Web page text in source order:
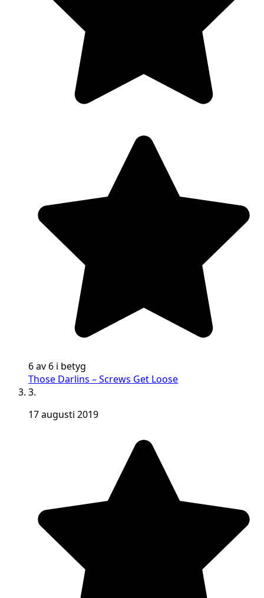
6 av 6 i betyg
Those Darlins – Screws Get Loose
3.
17 augusti 2019